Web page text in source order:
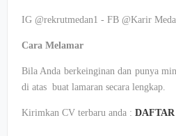
IG @rekrutmedan1 - FB @Karir
Cara Melamar
Bila Anda berkeinginan dan punya
di atas buat lamaran secara lengkap.
Kirimkan CV terbaru anda : DAFTAR